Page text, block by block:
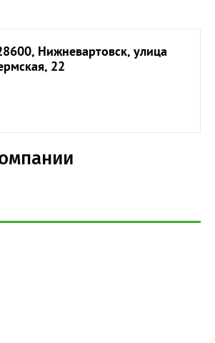
Нижневартовск, улица
22